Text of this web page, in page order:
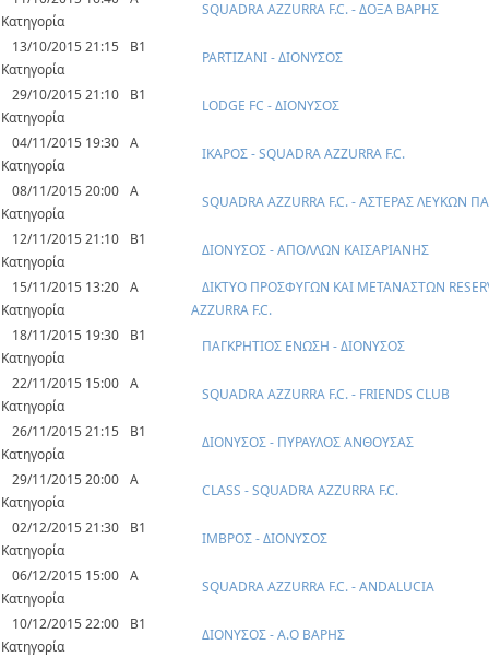
Κατηγορία
SQUADRA AZZURRA F.C. - ΔΟΞΑ ΒΑΡΗΣ
13/10/2015 21:15
Β1
Κατηγορία
PARTIZANI - ΔΙΟΝΥΣΟΣ
29/10/2015 21:10
Β1
Κατηγορία
LODGE FC - ΔΙΟΝΥΣΟΣ
04/11/2015 19:30 Α
Κατηγορία
ΙΚΑΡΟΣ - SQUADRA AZZURRA F.C.
08/11/2015 20:00 Α
Κατηγορία
SQUADRA AZZURRA F.C. - ΑΣΤΕΡΑΣ ΛΕΥΚΩΝ
12/11/2015 21:10
Β1
Κατηγορία
ΔΙΟΝΥΣΟΣ - ΑΠΟΛΛΩΝ ΚΑΙΣΑΡΙΑΝΗΣ
15/11/2015 13:20 Α
Κατηγορία
ΔΙΚΤΥΟ ΠΡΟΣΦΥΓΩΝ ΚΑΙ ΜΕΤΑΝΑΣΤΩΝ
AZZURRA F.C.
18/11/2015 19:30
Β1
Κατηγορία
ΠΑΓΚΡΗΤΙΟΣ ΕΝΩΣΗ - ΔΙΟΝΥΣΟΣ
22/11/2015 15:00 Α
Κατηγορία
SQUADRA AZZURRA F.C. - FRIENDS CLUB
26/11/2015 21:15
Β1
Κατηγορία
ΔΙΟΝΥΣΟΣ - ΠΥΡΑΥΛΟΣ ΑΝΘΟΥΣΑΣ
29/11/2015 20:00 Α
Κατηγορία
CLASS - SQUADRA AZZURRA F.C.
02/12/2015 21:30
Β1
Κατηγορία
ΙΜΒΡΟΣ - ΔΙΟΝΥΣΟΣ
06/12/2015 15:00 Α
Κατηγορία
SQUADRA AZZURRA F.C. - ANDALUCIA
10/12/2015 22:00
Β1
Κατηγορία
ΔΙΟΝΥΣΟΣ - Α.Ο ΒΑΡΗΣ